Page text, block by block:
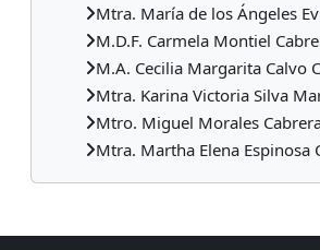
Mtra. María de los Ángeles
M.D.F. Carmela Montiel
M.A. Cecilia Margarita Calvo
Mtra. Karina Victoria Silva
Mtro. Miguel Morales
Mtra. Martha Elena Espinosa
Bloques